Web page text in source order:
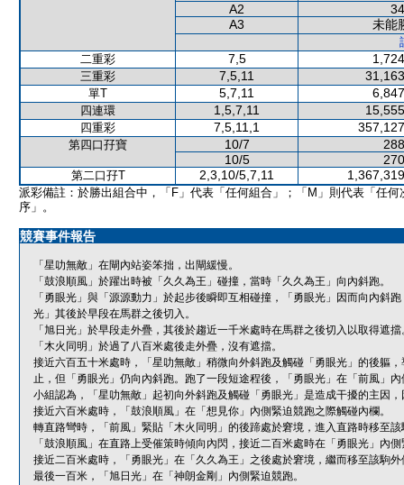
A2
A3
未能
二重彩
7,5
三重彩 7,5,11
單T 5,7,11
四連環 1,5,7,11
四重彩 7,5,11,1
第四口孖寶 10/7
10/5
第二口孖T 2,3,10/5,7,11
派彩備註：於勝出組合中，「F」代表「任何組合」；「M」則代表「任何
序」。
競賽事件報告
「星叻無敵」在閘內站姿笨拙，出閘緩慢。
「鼓浪順風」於躍出時被「久久為王」碰撞，當時「久久為王」向內斜跑。
「勇眼光」與「源源動力」於起步後瞬即互相碰撞，「勇眼光」因而向內斜
光」其後於早段在馬群之後切入。
「旭日光」於早段走外疊，其後於趨近一千米處時在馬群之後切入以取得遮擋
「木火同明」於過了八百米處後走外疊，沒有遮擋。
接近六百五十米處時，「星叻無敵」稍微向外斜跑及觸碰「勇眼光」的後軀
止，但「勇眼光」仍向內斜跑。跑了一段短途程後，「勇眼光」在「前風」
小組認為，「星叻無敵」起初向外斜跑及觸碰「勇眼光」是造成干擾的主因
接近六百米處時，「鼓浪順風」在「想見你」內側緊迫競跑之際觸碰內欄。
轉直路彎時，「前風」緊貼「木火同明」的後蹄處於窘境，進入直路時移至該
「鼓浪順風」在直路上受催策時傾向內閃，接近二百米處時在「勇眼光」內
接近二百米處時，「勇眼光」在「久久為王」之後處於窘境，繼而移至該駒
最後一百米，「旭日光」在「神朗金剛」內側緊迫競跑。